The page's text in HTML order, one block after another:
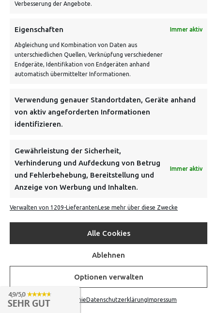
Verbesserung der Angebote.
Eigenschaften Immer aktiv
Abgleichung und Kombination von Daten aus
unterschiedlichen Quellen, Verknüpfung verschiedener
Endgeräte, Identifikation von Endgeräten anhand
automatisch übermittelter Informationen.
Verwendung genauer Standortdaten, Geräte anhand
von aktiv angeforderten Informationen
identifizieren.
Gewährleistung der Sicherheit,
Verhinderung und Aufdeckung von Betrug
und Fehlerbehebung, Bereitstellung und
Anzeige von Werbung und Inhalten.
Immer aktiv
Verwalten von 1209-LieferantenLese mehr über diese Zwecke
Alle Cookies
Ablehnen
Optionen verwalten
Cookie-RichtlinieDatenschutzerklärungImpressum
NIGHT OWL – SHIRT (WEISS)
BLACK DEATH (PLAGUE) – SHIRT (WEISS)